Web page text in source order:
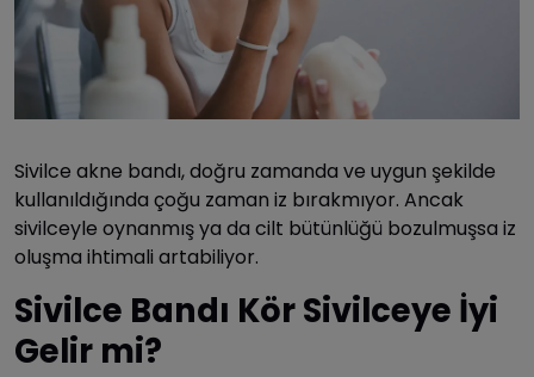
Sivilce akne bandı, doğru zamanda ve uygun şekilde
kullanıldığında çoğu zaman iz bırakmıyor. Ancak
sivilceyle oynanmış ya da cilt bütünlüğü bozulmuşsa iz
oluşma ihtimali artabiliyor.
Sivilce Bandı Kör Sivilceye İyi
Gelir mi?